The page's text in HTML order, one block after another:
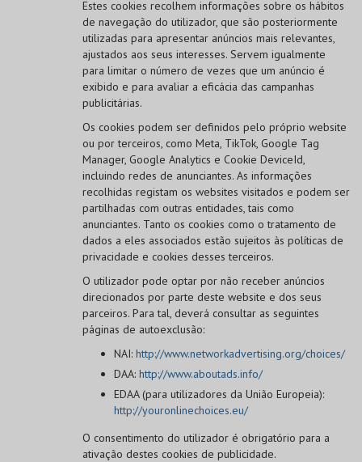
Estes cookies recolhem informações sobre os hábitos
de navegação do utilizador, que são posteriormente
utilizadas para apresentar anúncios mais relevantes,
ajustados aos seus interesses. Servem igualmente
para limitar o número de vezes que um anúncio é
exibido e para avaliar a eficácia das campanhas
publicitárias.
Os cookies podem ser definidos pelo próprio website
ou por terceiros, como Meta, TikTok, Google Tag
Manager, Google Analytics e Cookie DeviceId,
incluindo redes de anunciantes. As informações
recolhidas registam os websites visitados e podem ser
partilhadas com outras entidades, tais como
anunciantes. Tanto os cookies como o tratamento de
dados a eles associados estão sujeitos às políticas de
privacidade e cookies desses terceiros.
O utilizador pode optar por não receber anúncios
direcionados por parte deste website e dos seus
parceiros. Para tal, deverá consultar as seguintes
páginas de autoexclusão:
NAI: http://www.networkadvertising.org/choices/
DAA: http://www.aboutads.info/
EDAA (para utilizadores da União Europeia):
http://youronlinechoices.eu/
O consentimento do utilizador é obrigatório para a
ativação destes cookies de publicidade.